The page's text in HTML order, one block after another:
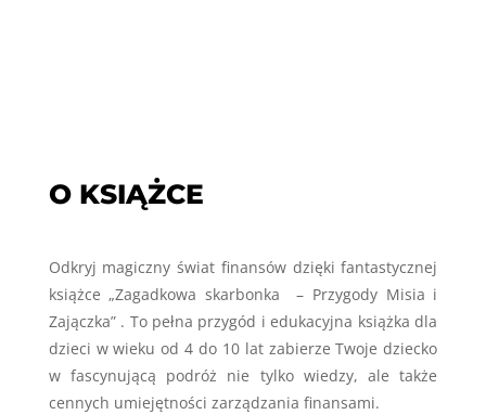
O KSIĄŻCE
Odkryj magiczny świat finansów dzięki fantastycznej
książce „Zagadkowa skarbonka – Przygody Misia i
Zajączka” . To pełna przygód i edukacyjna książka dla
dzieci w wieku od 4 do 10 lat zabierze Twoje dziecko
w fascynującą podróż nie tylko wiedzy, ale także
cennych umiejętności zarządzania finansami.